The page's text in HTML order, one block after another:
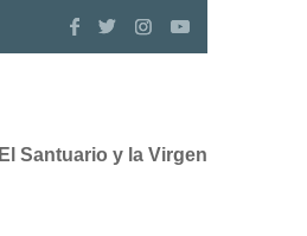
El Santuario y la Virgen